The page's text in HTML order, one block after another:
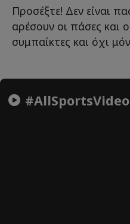
Προσέξτε! Δεν είναι
αρέσουν οι πάσες και
συμπαίκτες και όχι
#AllSportsVideo